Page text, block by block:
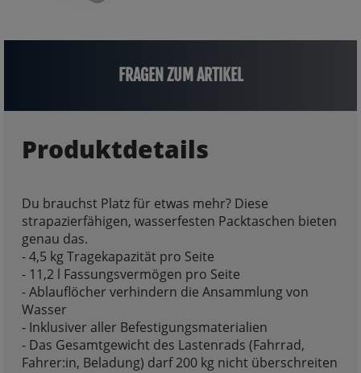
FRAGEN ZUM ARTIKEL
Produktdetails
Du brauchst Platz für etwas mehr? Diese
strapazierfähigen, wasserfesten Packtaschen bieten
genau das.
- 4,5 kg Tragekapazität pro Seite
- 11,2 l Fassungsvermögen pro Seite
- Ablauflöcher verhindern die Ansammlung von
Wasser
- Inklusiver aller Befestigungsmaterialien
- Das Gesamtgewicht des Lastenrads (Fahrrad,
Fahrer:in, Beladung) darf 200 kg nicht überschreiten